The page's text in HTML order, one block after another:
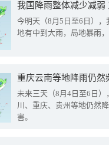
我国降雨整体减少减弱
今明天（8月5日至6日）
地有中到大雨，局地暴雨
重庆云南等地降雨仍然
未来三天（8月4日至6日
川、重庆、贵州等地仍然
害。